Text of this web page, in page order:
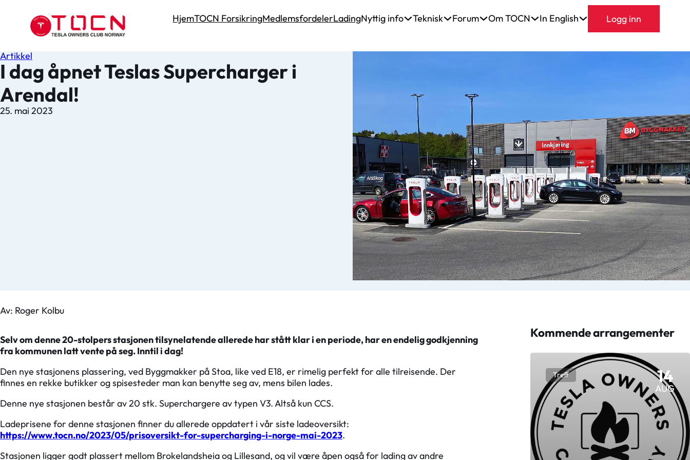
HjemTOCN ForsikringMedlemsfordelerLadingNyttig info Teknisk Forum Om TOCN In English Logg inn
I dag åpnet Teslas Supercharger i
Arendal!
Artikkel
25. mai 2023
Av: Roger Kolbu
Selv om denne 20-stolpers stasjonen tilsynelatende allerede har stått klar i en periode, har en endelig godkjenning
fra kommunen latt vente på seg. Inntil i dag!
Den nye stasjonens plassering, ved Byggmakker på Stoa, like ved E18, er rimelig perfekt for alle tilreisende. Der
finnes en rekke butikker og spisesteder man kan benytte seg av, mens bilen lades.
Denne nye stasjonen består av 20 stk. Superchargere av typen V3. Altså kun CCS.
Ladeprisene for denne stasjonen finner du allerede oppdatert i vår siste ladeoversikt:
https://www.tocn.no/2023/05/prisoversikt-for-supercharging-i-norge-mai-2023.
Stasjonen ligger godt plassert mellom Brokelandsheia og Lillesand, og vil være åpen også for lading av andre
Kommende arrangementer
Treff 14
AUG